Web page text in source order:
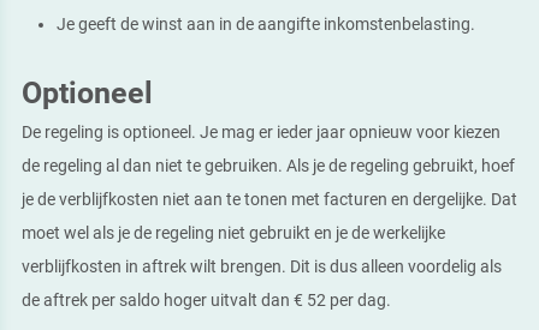
Je geeft de winst aan in de aangifte inkomstenbelasting.
Optioneel
De regeling is optioneel. Je mag er ieder jaar opnieuw voor kiezen
de regeling al dan niet te gebruiken. Als je de regeling gebruikt, hoef
je de verblijfkosten niet aan te tonen met facturen en dergelijke. Dat
moet wel als je de regeling niet gebruikt en je de werkelijke
verblijfkosten in aftrek wilt brengen. Dit is dus alleen voordelig als
de aftrek per saldo hoger uitvalt dan € 52 per dag.